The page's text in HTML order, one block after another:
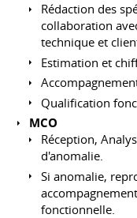
Rédaction des
collaboration
technique et
Estimation et
Qualification
MCO
Réception,
d'anomalie.
Si anomalie,
fonctionnelle.